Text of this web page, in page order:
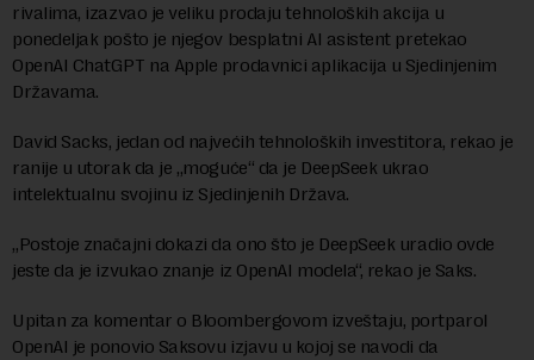
rivalima, izazvao je veliku prodaju tehnoloških akcija u
ponedeljak pošto je njegov besplatni AI asistent pretekao
OpenAI ChatGPT na Apple prodavnici aplikacija u Sjedinjenim
Državama.
David Sacks, jedan od najvećih tehnoloških investitora, rekao je
ranije u utorak da je „moguće“ da je DeepSeek ukrao
intelektualnu svojinu iz Sjedinjenih Država.
„Postoje značajni dokazi da ono što je DeepSeek uradio ovde
jeste da je izvukao znanje iz OpenAI modela“, rekao je Saks.
Upitan za komentar o Bloombergovom izveštaju, portparol
OpenAI je ponovio Saksovu izjavu u kojoj se navodi da